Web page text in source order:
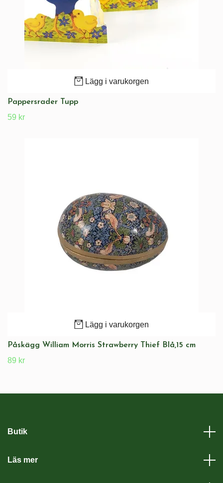
Lägg i varukorgen
Pappersrader Tupp
59 kr
Lägg i varukorgen
Påskägg William Morris Strawberry Thief Blå,15 cm
89 kr
Butik
Läs mer